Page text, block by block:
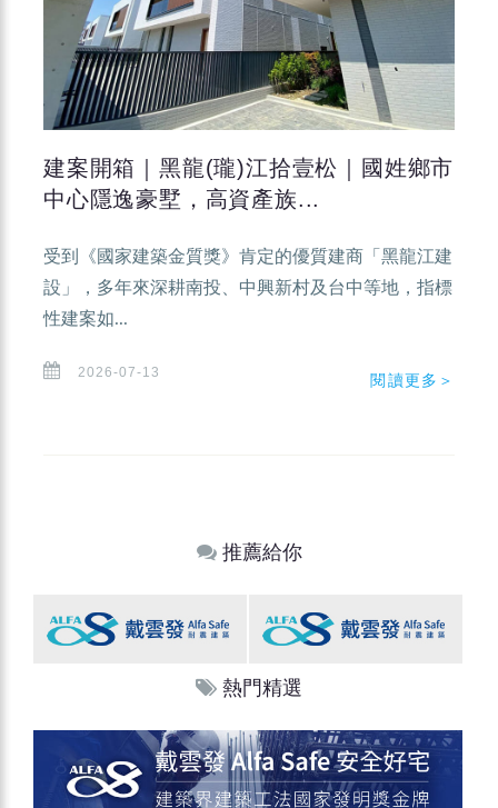
建案開箱｜黑龍(瓏)江拾壹松｜國姓鄉市
中心隱逸豪墅，高資產族...
受到《國家建築金質獎》肯定的優質建商「黑龍江建
設」，多年來深耕南投、中興新村及台中等地，指標
性建案如...
2026-07-13 閱讀更多＞
推薦給你
熱門精選